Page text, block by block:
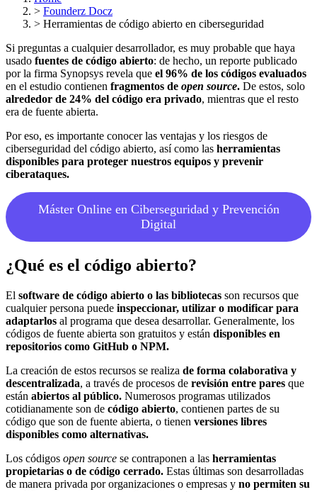
> Founderz Docz
> Herramientas de código abierto en ciberseguridad
Si preguntas a cualquier desarrollador, es muy probable que haya
usado fuentes de código abierto: de hecho, un reporte publicado
por la firma Synopsys revela que el 96% de los códigos evaluados
en el estudio contienen fragmentos de open source. De estos, solo
alrededor de 24% del código era privado, mientras que el resto
era de fuente abierta.
Por eso, es importante conocer las ventajas y los riesgos de
ciberseguridad del código abierto, así como las herramientas
disponibles para proteger nuestros equipos y prevenir
ciberataques.
Máster Online en Ciberseguridad y Prevención
Digital
¿Qué es el código abierto?
El software de código abierto o las bibliotecas son recursos que
cualquier persona puede inspeccionar, utilizar o modificar para
adaptarlos al programa que desea desarrollar. Generalmente, los
códigos de fuente abierta son gratuitos y están disponibles en
repositorios como GitHub o NPM.
La creación de estos recursos se realiza de forma colaborativa y
descentralizada, a través de procesos de revisión entre pares que
están abiertos al público. Numerosos programas utilizados
cotidianamente son de código abierto, contienen partes de su
código que son de fuente abierta, o tienen versiones libres
disponibles como alternativas.
Los códigos open source se contraponen a las herramientas
propietarias o de código cerrado. Estas últimas son desarrolladas
de manera privada por organizaciones o empresas y no permiten su